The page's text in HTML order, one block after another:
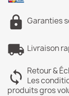
Garanties
Livraison
Retour &
Les
produits gros